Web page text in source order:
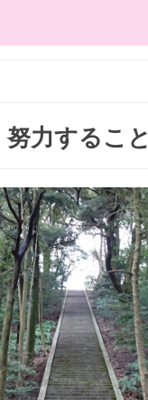
努力すること